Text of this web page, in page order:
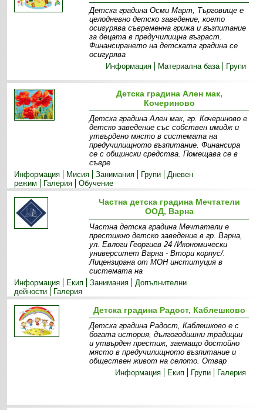
Детска градина Осми Март, Търговище е
целодневно детско заведение, което
осигурява съвременна грижа и възпитание
за децата в предучилищна възраст.
Финансирането на детската градина се
осигурява
Информация
Материална база Групи
Детска градина Ален мак,
Кочериново
Детска градина Ален мак, гр. Кочериново е
детско заведение със собствен имидж и
утвърдено място в системата на
предучилищното възпитание. Финансира
се с общински средства. Помещава се в
съвре
Информация
Мисия Занимания Групи
Дневен
режим
Галерия Обучение
Частна детска градина Мечтатели
ООД, Варна
Частна детска градина Мечтатели е
престижно детско заведение в гр. Варна,
ул. Евлоги Георгиев 24 /Икономически
университет Варна - Втори корпус/.
Лицензирана от МОН институция в
системата на
Информация
Екип Занимания
Допълнителни
дейности
Галерия
Детска градина Радост, Каблешково
Детска градина Радост, Каблешково е с
богата история, дългогодишни традиции
и утвърден престиж, заемащо достойно
място в предучилищното възпитание и
обществен живот на селото. Отвар
Информация
Екип Групи Галерия